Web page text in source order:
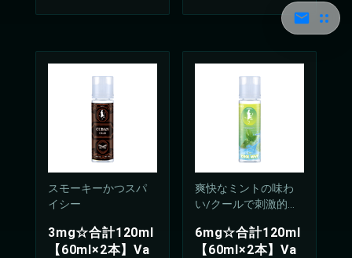
スモーキーかつスパ
イシー
3mg☆合計120ml
【60ml×2本】Va
爽快なミントの味わ
い/クールで刺激的な
G%)
6mg☆合計120ml
【60ml×2本】Va